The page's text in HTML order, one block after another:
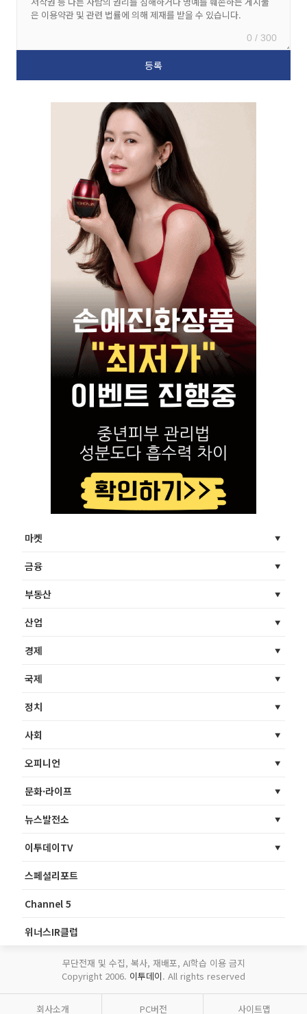
0 / 300
마켓
금융
부동산
산업
경제
국제
정치
사회
오피니언
문화·라이프
뉴스발전소
이투데이TV
스페셜리포트
Channel 5
위너스IR클럽
무단전재 및 수집, 복사, 재배포, AI학습 이용 금지
Copyright 2006. 이투데이. All rights reserved
회사소개 PC버전 사이트맵